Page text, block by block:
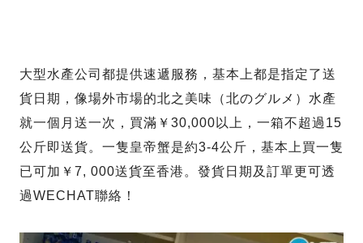
大型水產公司都提供速遞服務，基本上都是指定了送
貨日期，像場外市場的北之美味（北のグルメ）水產
就一個月送一次，買滿￥30,000以上，一箱不超過15
公斤即送貨。一隻皇帝蟹是約3-4公斤，基本上買一隻
已可加￥7, 000送貨至香港。發貨日期及訂單更可透
過WECHAT聯絡！